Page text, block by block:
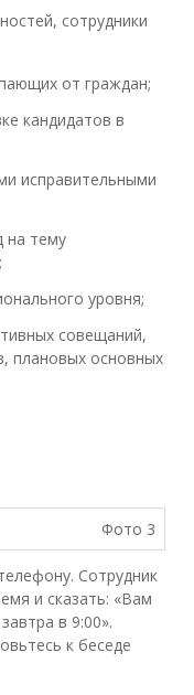
сотрудники
от граждан;
кандидатов в
исправительными
на тему
уровня;
совещаний,
плановых основных
Сотрудник
и сказать: «Вам
в 9:00».
к беседе